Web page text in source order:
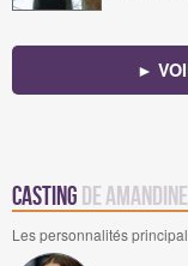
►
Casting de
Les personnalités